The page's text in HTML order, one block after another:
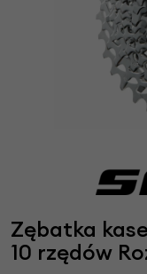
Zębatka
10 rzędów